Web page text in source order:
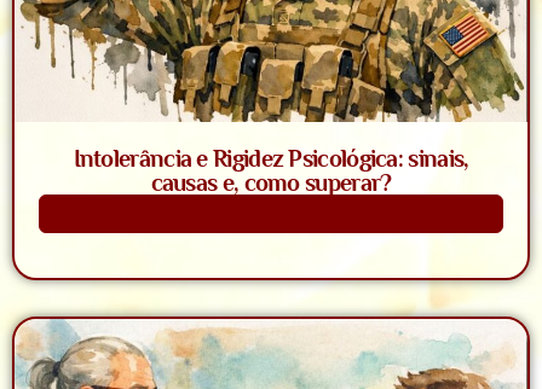
Intolerância e Rigidez Psicológica: sinais,
causas e, como superar?